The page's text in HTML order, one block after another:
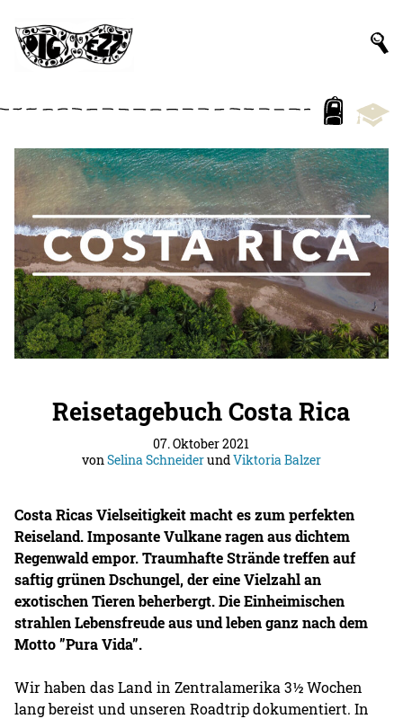
Reisetagebuch Costa Rica
07. Oktober 2021
vonSelina SchneiderundViktoria Balzer
Costa Ricas Vielseitigkeit macht es zum perfekten
Reiseland. Imposante Vulkane ragen aus dichtem
Regenwald empor. Traumhafte Strände treffen auf
saftig grünen Dschungel, der eine Vielzahl an
exotischen Tieren beherbergt. Die Einheimischen
strahlen Lebensfreude aus und leben ganz nach dem
Motto ”Pura Vida”.
Wir haben das Land in Zentralamerika 3½ Wochen
lang bereist und unseren Roadtrip dokumentiert. In